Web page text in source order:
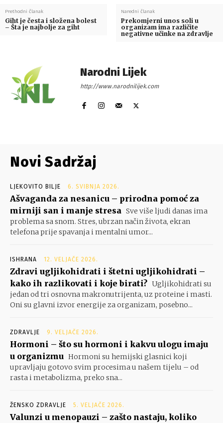
Prethodni članak
Giht je česta i složena bolest
– Šta je najbolje za giht
Naredni članak
Prekomjerni unos soli u
organizam ima različite
negativne učinke na zdravlje
Narodni Lijek
http://www.narodnilijek.com
Novi Sadržaj
LJEKOVITO BILJE 6. SVIBNJA 2026.
Ašvaganda za nesanicu – prirodna pomoć za
mirniji san i manje stresa Sve više ljudi danas ima
problema sa snom. Stres, ubrzan način života, ekran
telefona prije spavanja i mentalni umor...
ISHRANA 12. VELJAČE 2026.
Zdravi ugljikohidrati i štetni ugljikohidrati –
kako ih razlikovati i koje birati? Ugljikohidrati su
jedan od tri osnovna makronutrijenta, uz proteine i masti.
Oni su glavni izvor energije za organizam, posebno...
ZDRAVLJE 9. VELJAČE 2026.
Hormoni – što su hormoni i kakvu ulogu imaju
u organizmu Hormoni su hemijski glasnici koji
upravljaju gotovo svim procesima u našem tijelu – od
rasta i metabolizma, preko sna...
ŽENSKO ZDRAVLJE 5. VELJAČE 2026.
Valunzi u menopauzi – zašto nastaju, koliko